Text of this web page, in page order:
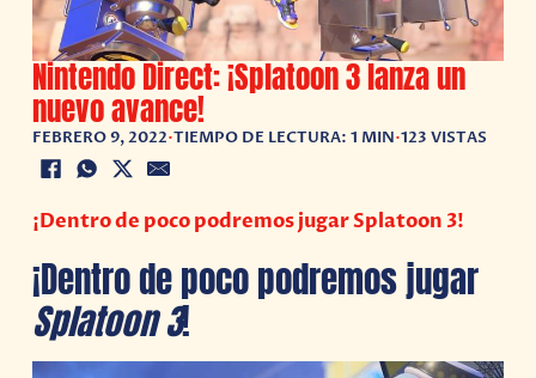
Nintendo Direct: ¡Splatoon 3 lanza un
nuevo avance!
FEBRERO 9, 2022•TIEMPO DE LECTURA: 1 MIN•123 VISTAS
¡Dentro de poco podremos jugar Splatoon 3!
¡Dentro de poco podremos jugar
Splatoon 3!